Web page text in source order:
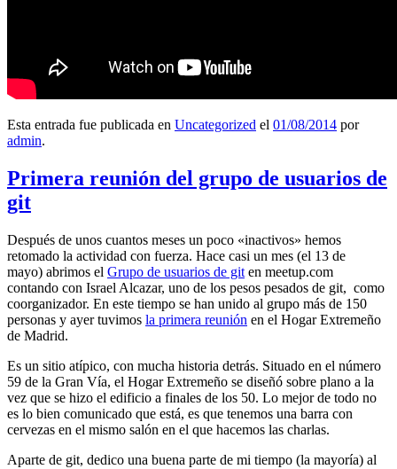
Esta entrada fue publicada en Uncategorized el 01/08/2014 por
admin.
Primera reunión del grupo de usuarios de
git
Después de unos cuantos meses un poco «inactivos» hemos
retomado la actividad con fuerza. Hace casi un mes (el 13 de
mayo) abrimos el Grupo de usuarios de git en meetup.com
contando con Israel Alcazar, uno de los pesos pesados de git, como
coorganizador. En este tiempo se han unido al grupo más de 150
personas y ayer tuvimos la primera reunión en el Hogar Extremeño
de Madrid.
Es un sitio atípico, con mucha historia detrás. Situado en el número
59 de la Gran Vía, el Hogar Extremeño se diseñó sobre plano a la
vez que se hizo el edificio a finales de los 50. Lo mejor de todo no
es lo bien comunicado que está, es que tenemos una barra con
cervezas en el mismo salón en el que hacemos las charlas.
Aparte de git, dedico una buena parte de mi tiempo (la mayoría) al